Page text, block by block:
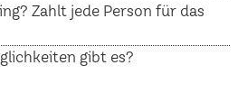
Zahlt jede Person für das
gibt es?